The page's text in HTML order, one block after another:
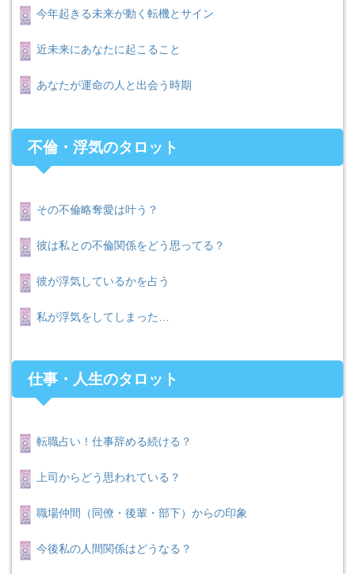
今年起きる未来が動く転機とサイン
近未来にあなたに起こること
あなたが運命の人と出会う時期
不倫・浮気のタロット
その不倫略奪愛は叶う？
彼は私との不倫関係をどう思ってる？
彼が浮気しているかを占う
私が浮気をしてしまった…
仕事・人生のタロット
転職占い！仕事辞める続ける？
上司からどう思われている？
職場仲間（同僚・後輩・部下）からの印象
今後私の人間関係はどうなる？